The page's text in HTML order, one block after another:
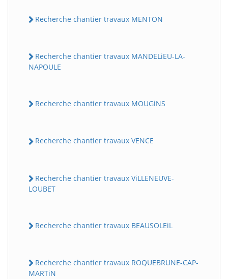
Recherche chantier travaux MENTON
Recherche chantier travaux MANDELiEU-LA-
NAPOULE
Recherche chantier travaux MOUGiNS
Recherche chantier travaux VENCE
Recherche chantier travaux ViLLENEUVE-
LOUBET
Recherche chantier travaux BEAUSOLEiL
Recherche chantier travaux ROQUEBRUNE-CAP-
MARTiN